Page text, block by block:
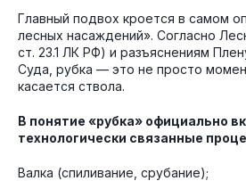
Главный подвох кроется в самом
лесных насаждений». Согласно
ст. 23.1 ЛК РФ) и разъяснениям
Суда, рубка — это не просто
касается ствола.
В понятие «рубка» официально
технологически связанные
Валка (спиливание, срубание);